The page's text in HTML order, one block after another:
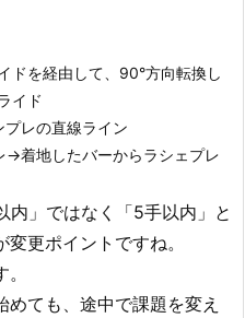
ドを経由して、90°方向転換し
イド
レの直線ライン
着地したバーからラシェプレ
内」ではなく「5手以内」と
更ポイントですね。
ても、途中で課題を変え